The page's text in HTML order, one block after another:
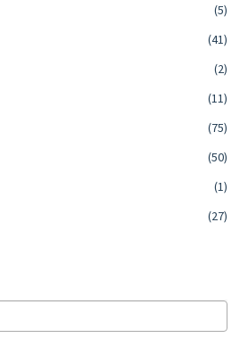
(5)
(41)
(2)
(11)
(75)
(50)
(1)
(27)